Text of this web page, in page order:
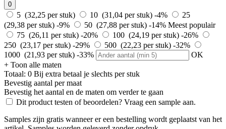
0
5 (32,25 per stuk) 10 (31,04 per stuk) -4%
25
(29,38 per stuk) -9% 50 (27,88 per stuk) -14% Meest populair
75 (26,11 per stuk) -20% 100 (24,19 per stuk) -26%
250 (23,17 per stuk) -29% 500 (22,23 per stuk) -32%
1000 (21,93 per stuk) -33%
OK
+ Toon alle maten
Totaal: 0 Bij extra betaal je slechts per stuk
Bevestig aantal per maat
Bevestig het aantal en de maten om verder te gaan
Dit product testen of beoordelen? Vraag een sample aan.
Samples zijn gratis wanneer er een bestelling wordt geplaatst van het